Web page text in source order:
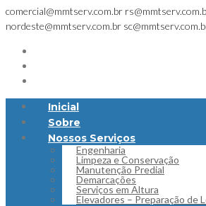
comercial@mmtserv.com.br
nordeste@mmtserv.com.br
Inicial
Sobre
Nossos Serviços
Engenharia
Limpeza e Conservação
Manutenção Predial
Demarcações
Serviços em Altura
Elevadores – Preparação de